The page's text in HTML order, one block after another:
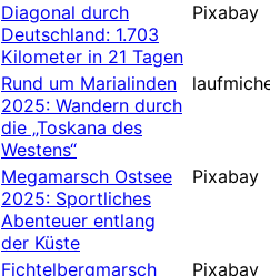
Diagonal durch
Deutschland: 1.703
Kilometer in 21 Tagen
Pixabay
Rund um Marialinden
2025: Wandern durch
die „Toskana des
Westens“
Megamarsch Ostsee
2025: Sportliches
Abenteuer entlang
der Küste
Pixabay
Fichtelbergmarsch
Pixabay